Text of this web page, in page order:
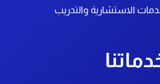
الاستشارية والتدريب